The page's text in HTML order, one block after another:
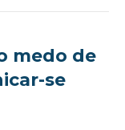
medo de
se